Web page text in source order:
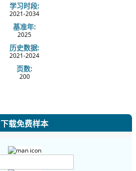
学习时段:
2021-2034
基准年:
2025
历史数据:
2021-2024
页数:
200
下载免费样本